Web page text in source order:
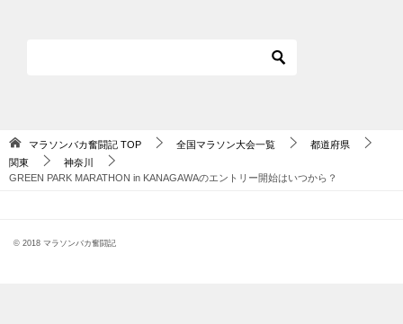
マラソンバカ奮闘記 TOP 全国マラソン大会一覧
都道府県
関東
神奈川
GREEN PARK MARATHON in KANAGAWAのエントリー開始はいつから？
© 2018 マラソンバカ奮闘記